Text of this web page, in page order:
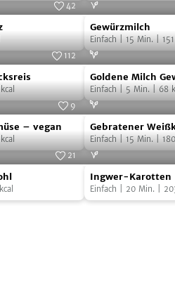
42
Gewürzmilch
Gewürzmilch
Einfach| 15 Min.| 151
Foto:
112
Goldene
Milch
Gewürzmischung
Goldene Milch
Einfach| 5 Min.| 68
9
– vegan
kcal
Gebratener
Weißkohl
–
vegan
Gebratener
Einfach| 15 Min.| 180
Harsha Gramminger
21
Ingwer-
Karotten
Ingwer-Karotten
Einfach 20 Min.